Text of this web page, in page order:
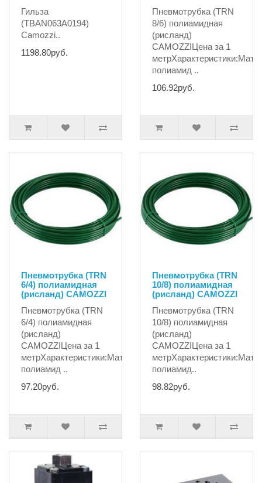
Гильза
(TBAN063A0194)
Camozzi..
1198.80руб.
Пневмотрубка (TRN
8/6) полиамидная
(рисланд)
CAMOZZIЦена за 1
полиамид ..
106.92руб.
Пневмотрубка (TRN
6/4) полиамидная
(рисланд) CAMOZZI
Пневмотрубка (TRN
6/4) полиамидная
(рисланд)
CAMOZZIЦена за 1
метрХарактеристики:Материал:
полиамид ..
97.20руб.
Пневмотрубка (TRN
10/8) полиамидная
(рисланд) CAMOZZI
Пневмотрубка (TRN
10/8) полиамидная
(рисланд)
CAMOZZIЦена за 1
полиамид..
98.82руб.